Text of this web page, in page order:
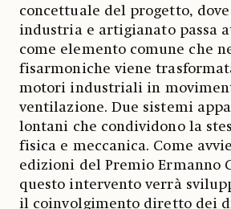
concettuale del progetto,
industria e artigianato passa
come elemento comune che
fisarmoniche viene
motori industriali in
ventilazione. Due sistemi
lontani che condividono la
fisica e meccanica. Come
edizioni del Premio Ermanno
questo intervento verrà
il coinvolgimento diretto dei